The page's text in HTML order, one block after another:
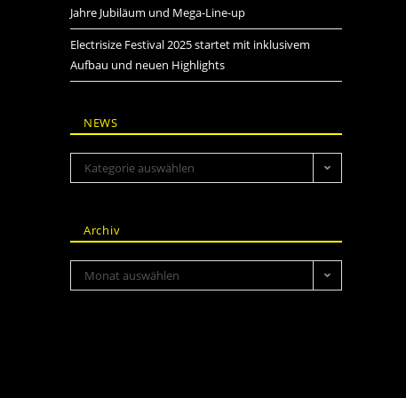
Jahre Jubiläum und Mega-Line-up
Electrisize Festival 2025 startet mit inklusivem
Aufbau und neuen Highlights
NEWS
Kategorie auswählen
Archiv
Monat auswählen